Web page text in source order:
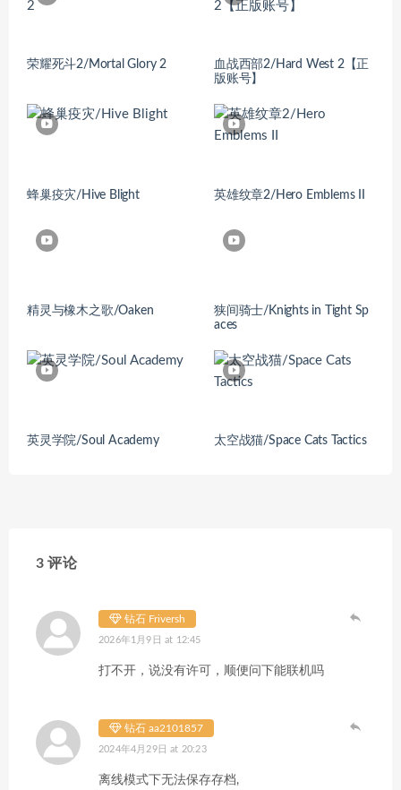
荣耀死斗2/Mortal Glory 2
血战西部2/Hard West 2【正
版账号】
蜂巢疫灾/Hive Blight 英雄纹章2/Hero Emblems II
精灵与橡木之歌/Oaken
狭间骑士/Knights in Tight Sp
aces
英灵学院/Soul Academy 太空战猫/Space Cats Tactics
3 评论
钻石 Friversh
2026年1月9日 at 12:45
打不开，说没有许可，顺便问下能联机吗
钻石 aa2101857
2024年4月29日 at 20:23
离线模式下无法保存存档,